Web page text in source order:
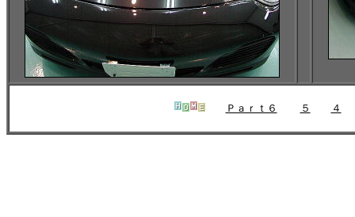
Ｐａｒｔ６ ５ ４